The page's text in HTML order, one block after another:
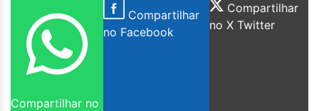
Compartilhar no
Compartilhar
no Facebook
Compartilhar
no X Twitter